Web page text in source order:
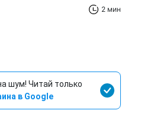
2 мин
шум! Читай только
в Google